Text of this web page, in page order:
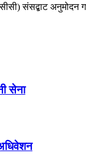
संसद्बाट अनुमोदन
सेना